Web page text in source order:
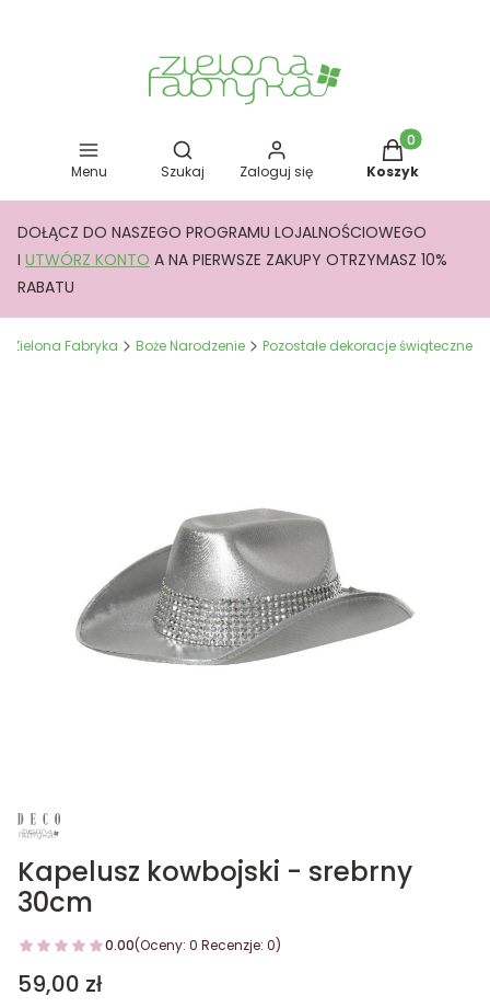
Menu
Otwórz wyszukiwarkę
Szukaj Zaloguj się
Produkty w
Koszyk
DOŁĄCZ DO NASZEGO PROGRAMU LOJALNOŚCIOWEGO
I UTWÓRZ KONTO A NA PIERWSZE ZAKUPY OTRZYMASZ 10%
RABATU
Zielona Fabryka Boże Narodzenie Pozostałe dekoracje świąteczne
Kapelusz kowbojski - srebrny
30cm
0.00(Oceny: 0 Recenzje: 0)
Cena
59,00 zł